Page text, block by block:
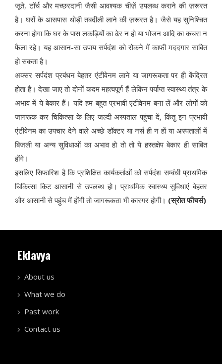
जूते, टॉर्च और मच्छरदानी जैसी आवश्यक चीज़ें उपलब्ध कराने की ज़रूरत
है। घरों के आसपास थोड़ी तबदीली लाने की ज़रूरत है। जैसे यह सुनिश्चित
करना होगा कि घर के पास लकड़ियों का ढेर न हो या भोजन आदि का कचरा न
फैला रहे। यह आसान-सा उपाय सर्पदंश को रोकने में काफी मददगार साबित
हो सकता है।
अक्सर सर्पदंश प्रबंधन बेहतर एंटीवेनम लाने या जागरूकता पर ही केंद्रित
होता है। देखा जाए तो दोनों कदम महत्वपूर्ण हैं लेकिन पर्याप्त स्वास्थ्य तंत्र के
अभाव में ये बेकार हैं। यदि हम बहुत प्रभावी एंटीवेनम बना लें और लोगों को
जागरूक कर चिकित्सा के लिए जल्दी अस्पताल पहुंचा दें, किंतु इन प्रभावी
एंटीवेनम का उपचार देने वाले अच्छे डॉक्टर या नर्स ही न हों या अस्पतालों में
बिजली या अन्य सुविधाओं का अभाव हो तो तो ये हस्तक्षेप बेकार ही साबित
होंगे।
इसलिए सिफारिश है कि प्रशिक्षित कार्यकर्ताओं को सर्पदंश सम्बंधी प्राथमिक
चिकित्सा किट आसानी से उपलब्ध हो। प्राथमिक स्वास्थ्य सुविधाएं बेहतर
और आसानी से पहुंच में होंगी तो जागरूकता भी कारगर होगी। (स्रोत फीचर्स)
Eklavya
About us
What we do
Past work
Contact us